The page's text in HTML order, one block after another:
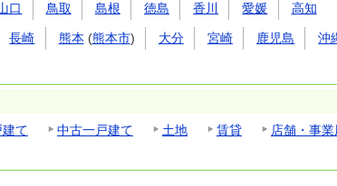
口 鳥取 島根 徳島 香川 愛媛 高知
長崎 熊本 (熊本市) 大分 宮崎 鹿児島 沖
て 中古一戸建て 土地 賃貸
店舗・事業